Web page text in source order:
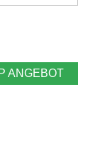
ANGEBOT